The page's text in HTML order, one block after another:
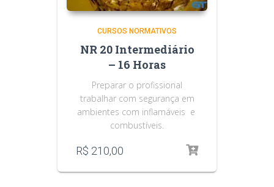
CURSOS NORMATIVOS
NR 20 Intermediário
– 16 Horas
Preparar o profissional
trabalhar com segurança em
ambientes com inflamáveis e
combustíveis.
R$ 210,00